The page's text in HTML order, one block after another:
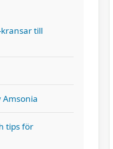
till
Amsonia
tips för